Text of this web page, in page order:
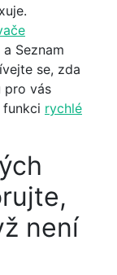
Seznam
se, zda
pro vás
rychlé
není